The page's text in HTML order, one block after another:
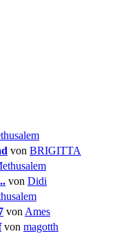
von BRIGITTA
von Didi
von Ames
von magotth